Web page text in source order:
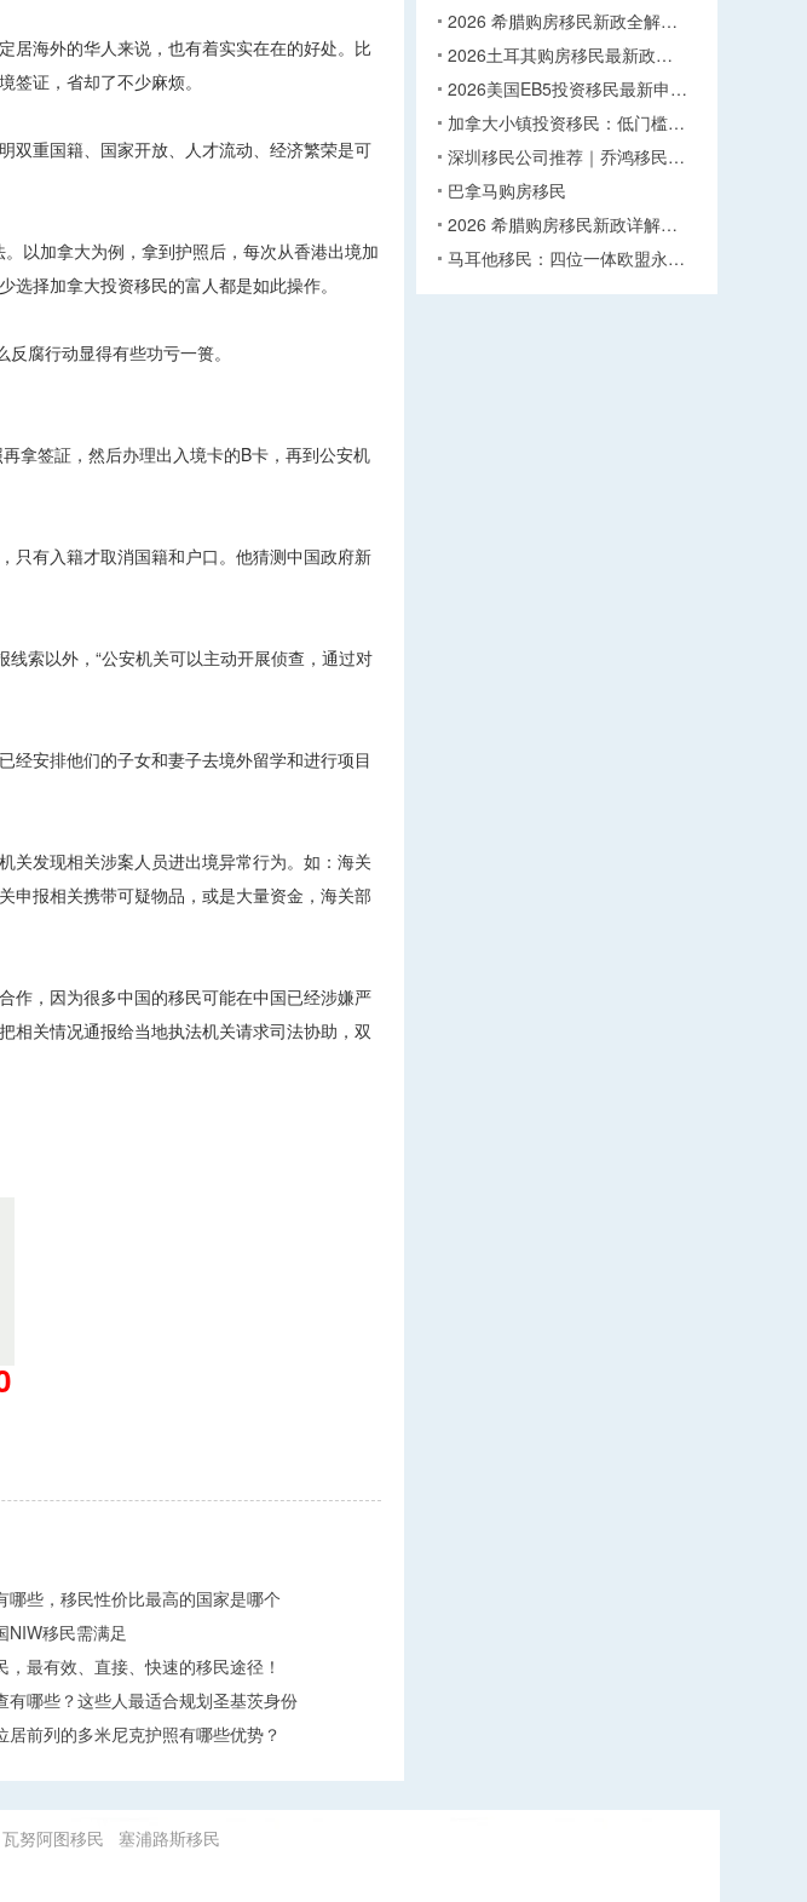
海外的华人来说，也有着实实在在的好处。比
证，省却了不少麻烦。
重国籍、国家开放、人才流动、经济繁荣是可
以加拿大为例，拿到护照后，每次从香港出境加
择加拿大投资移民的富人都是如此操作。
腐行动显得有些功亏一篑。
拿签証，然后办理出入境卡的B卡，再到公安机
有入籍才取消国籍和户口。他猜测中国政府新
索以外，“公安机关可以主动开展侦查，通过对
安排他们的子女和妻子去境外留学和进行项目
发现相关涉案人员进出境异常行为。如：海关
申报相关携带可疑物品，或是大量资金，海关部
，因为很多中国的移民可能在中国已经涉嫌严
相关情况通报给当地执法机关请求司法协助，双
哪些，移民性价比最高的国家是哪个
NIW移民需满足
，最有效、直接、快速的移民途径！
有哪些？这些人最适合规划圣基茨身份
居前列的多米尼克护照有哪些优势？
2026 希腊购房移民新政全解…
2026土耳其购房移民最新政…
2026美国EB5投资移民最新申…
加拿大小镇投资移民：低门槛…
深圳移民公司推荐｜乔鸿移民…
巴拿马购房移民
2026 希腊购房移民新政详解…
马耳他移民：四位一体欧盟永…
瓦努阿图移民 塞浦路斯移民